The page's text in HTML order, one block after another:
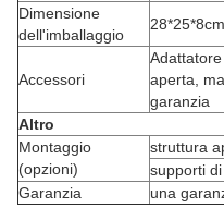
Dimensione
dell'imballaggio
28*25*8cm
Accessori
aperta,
garanzia
Altro
Montaggio
(opzioni)
struttura
supporti
Garanzia
una